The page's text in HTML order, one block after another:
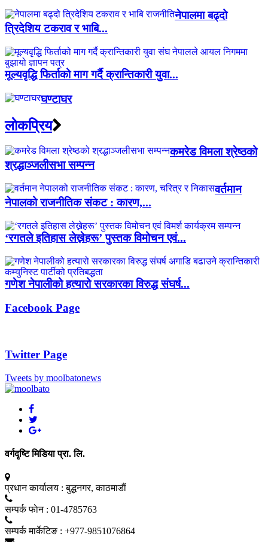
नेपालमा बढ्दो
त्रिदेशिय टकराव र भाबि...
मूल्यवृद्धि फिर्ताको माग गर्दै क्रान्तिकारी युवा...
घण्टाघर
लाेकप्रिय
कमरेड विमला श्रेष्ठको
श्रद्धाञ्जलीसभा सम्पन्न
वर्तमान
नेपालको राजनीतिक संकट : कारण,...
‘रगतले इतिहास लेख्नेहरू’ पुस्तक विमोचन एवं...
गणेश नेपालीको हत्यारो सरकारका विरुद्ध संघर्ष...
Facebook Page
Twitter Page
Tweets by moolbatonews
वर्गदृष्टि मिडिया प्रा. लि.
प्रधान कार्यालय : बुद्धनगर, काठमाडाैं
सम्पर्क फाेन : 01-4785763
सम्पर्क मार्केटिङ : +977-9851076864